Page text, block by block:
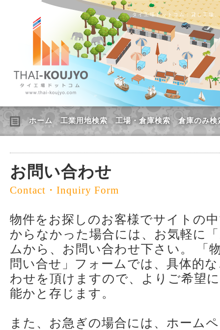
タイ工場ドットコム：貸し工場
ホーム 工業用地検索 工場・倉庫検索 倉庫のみ検
お問い合わせ
Contact・Inquiry Form
物件をお探しのお客様でサイトの
からなかった場合には、お気軽に
ムから、お問い合わせ下さい。 「
問い合せ」フォームでは、具体的
わせを頂けますので、よりご希望
能かと存じます。
また、お急ぎの場合には、ホーム